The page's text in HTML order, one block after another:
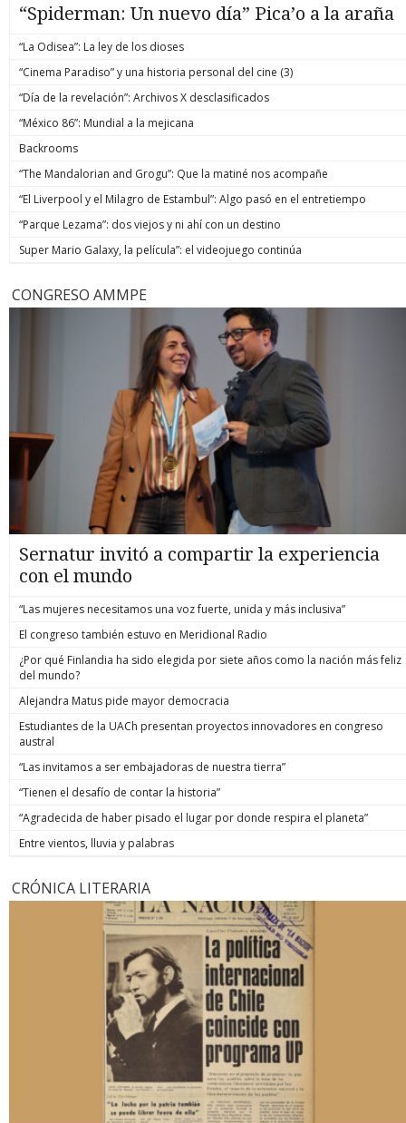
“Spiderman: Un nuevo día” Pica’o a la araña
“La Odisea”: La ley de los dioses
“Cinema Paradiso” y una historia personal del cine (3)
“Día de la revelación”: Archivos X desclasificados
“México 86”: Mundial a la mejicana
Backrooms
“The Mandalorian and Grogu”: Que la matiné nos acompañe
“El Liverpool y el Milagro de Estambul”: Algo pasó en el entretiempo
“Parque Lezama”: dos viejos y ni ahí con un destino
Super Mario Galaxy, la película”: el videojuego continúa
CONGRESO AMMPE
Sernatur invitó a compartir la experiencia
con el mundo
“Las mujeres necesitamos una voz fuerte, unida y más inclusiva”
El congreso también estuvo en Meridional Radio
¿Por qué Finlandia ha sido elegida por siete años como la nación más feliz
del mundo?
Alejandra Matus pide mayor democracia
Estudiantes de la UACh presentan proyectos innovadores en congreso
austral
“Las invitamos a ser embajadoras de nuestra tierra”
“Tienen el desafío de contar la historia”
“Agradecida de haber pisado el lugar por donde respira el planeta”
Entre vientos, lluvia y palabras
CRÓNICA LITERARIA